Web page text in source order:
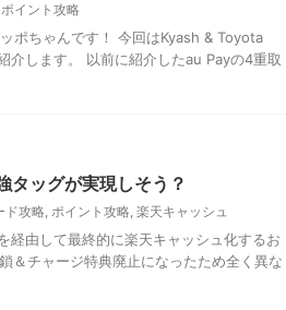
ポイント攻略
ポちゃんです！ 今回はKyash & Toyota
介します。 以前に紹介したau Payの4重取
タッグが実現しそう？
ド攻略, ポイント攻略, 楽天キャッシュ
由して最終的に楽天キャッシュ化するお
＆チャージ特典廃止になったため全く異な